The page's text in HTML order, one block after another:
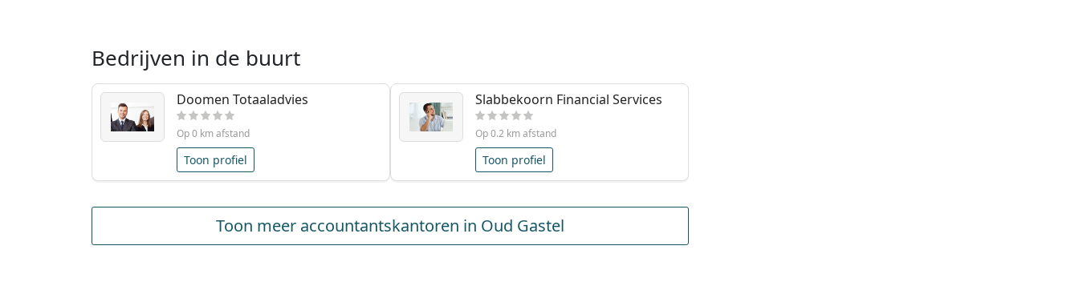
Bedrijven in de buurt
Doomen Totaaladvies
Op 0 km afstand
Toon profiel
Slabbekoorn Financial Services
Op 0.2 km afstand
Toon profiel
Toon meer accountantskantoren in Oud Gastel